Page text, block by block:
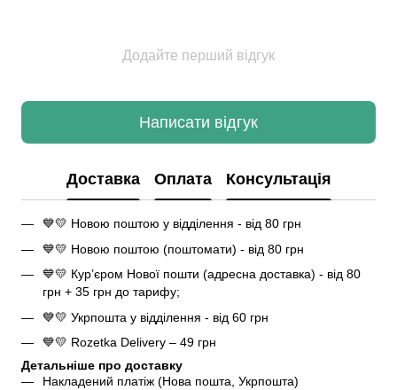
Додайте перший відгук
Написати відгук
Доставка Оплата Консультація
💙💛 Новою поштою у відділення - від 80 грн
💙💛 Новою поштою (поштомати) - від 80 грн
💙💛 Кур’єром Нової пошти (адресна доставка) - від 80
грн + 35 грн до тарифу;
💙💛 Укрпошта у відділення - від 60 грн
💙💛 Rozetka Delivery – 49 грн
Детальніше про доставку
Накладений платіж (Нова пошта, Укрпошта)